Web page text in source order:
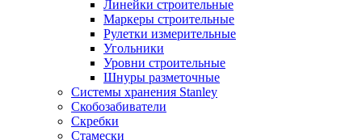
Линейки строительные
Маркеры строительные
Рулетки измерительные
Угольники
Уровни строительные
Шнуры разметочные
Системы хранения Stanley
Скобозабиватели
Скребки
Стамески